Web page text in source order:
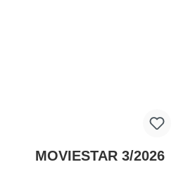
MOVIESTAR 3/2026